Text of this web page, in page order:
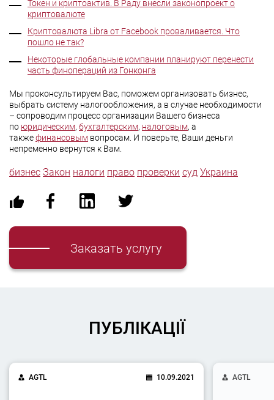
Токен и криптоактив. В Раду внесли законопроект о
криптовалюте
Криптовалюта Libra от Facebook проваливается. Что
пошло не так?
Некоторые глобальные компании планируют перенести
часть финопераций из Гонконга
Мы проконсультируем Вас, поможем организовать бизнес,
выбрать систему налогообложения, а в случае необходимости
– сопроводим процесс организации Вашего бизнеса
по юридическим, бухгалтерским, налоговым, а
такжефинансовым вопросам. И поверьте, Ваши деньги
непременно вернутся к Вам.
бизнес Закон налоги право проверки суд Украина
Заказать услугу
ПУБЛІКАЦІЇ
AGTL 10.09.2021 AGTL